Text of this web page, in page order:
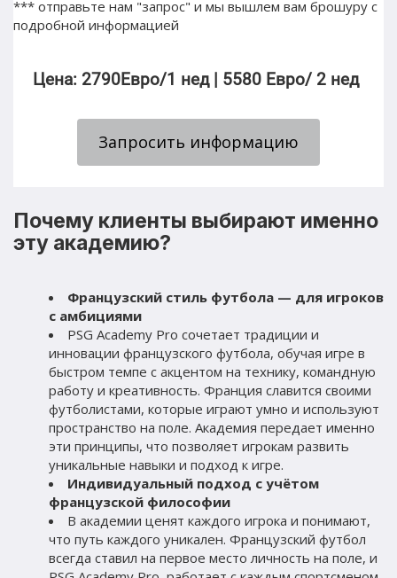
*** отправьте нам "запрос" и мы вышлем вам брошуру с
подробной информацией
Цена: 2790Евро/1 нед | 5580 Евро/ 2 нед
Запросить информацию
Почему клиенты выбирают именно
эту академию?
Французский стиль футбола — для игроков
с амбициями
PSG Academy Pro сочетает традиции и
инновации французского футбола, обучая игре в
быстром темпе с акцентом на технику, командную
работу и креативность. Франция славится своими
футболистами, которые играют умно и используют
пространство на поле. Академия передает именно
эти принципы, что позволяет игрокам развить
уникальные навыки и подход к игре.
Индивидуальный подход с учётом
французской философии
В академии ценят каждого игрока и понимают,
что путь каждого уникален. Французский футбол
всегда ставил на первое место личность на поле, и